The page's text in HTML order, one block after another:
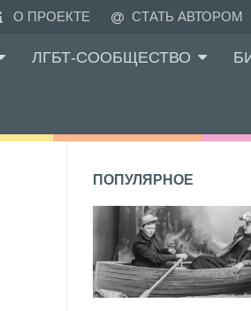
О ПРОЕКТЕ СТАТЬ АВТОРОМ
ЛГБТ-СООБЩЕСТВО
ПОПУЛЯРНОЕ